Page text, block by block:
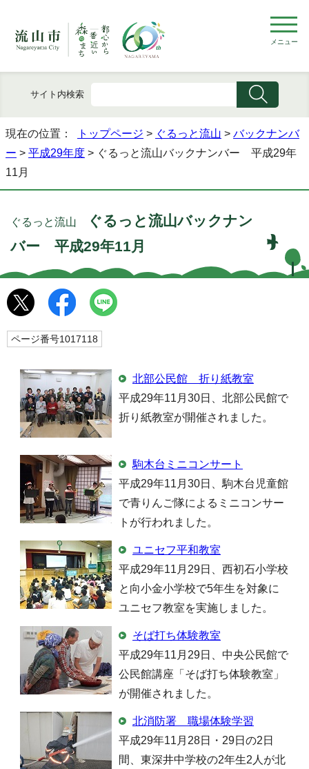
メニュー
サイト内検索
現在の位置： トップページ > ぐるっと流山 > バックナンバ
ー > 平成29年度 > ぐるっと流山バックナンバー 平成29年
11月
ぐるっと流山
ぐるっと流山バックナン
バー 平成29年11月
ページ番号1017118
北部公民館 折り紙教室
平成29年11月30日、北部公民館で
折り紙教室が開催されました。
駒木台ミニコンサート
平成29年11月30日、駒木台児童館
で青りんご隊によるミニコンサー
トが行われました。
ユニセフ平和教室
平成29年11月29日、西初石小学校
と向小金小学校で5年生を対象に
ユニセフ教室を実施しました。
そば打ち体験教室
平成29年11月29日、中央公民館で
公民館講座「そば打ち体験教室」
が開催されました。
北消防署 職場体験学習
平成29年11月28日・29日の2日
間、東深井中学校の2年生2人が北